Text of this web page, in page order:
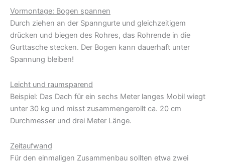
Vormontage: Bogen spannen
Durch ziehen an der Spanngurte und gleichzeitigem
drücken und biegen des Rohres, das Rohrende in die
Gurttasche stecken. Der Bogen kann dauerhaft unter
Spannung bleiben!
Leicht und raumsparend
Beispiel: Das Dach für ein sechs Meter langes Mobil wiegt
unter 30 kg und misst zusammengerollt ca. 20 cm
Durchmesser und drei Meter Länge.
Zeitaufwand
Für den einmaligen Zusammenbau sollten etwa zwei